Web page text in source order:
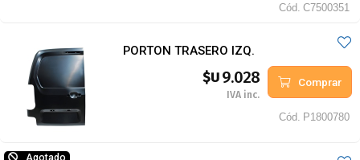
Cód. C7500351
PORTON TRASERO IZQ.
$U9.028
IVA inc.
Comprar
Cód. P1800780